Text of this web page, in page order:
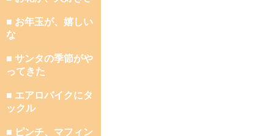
■ お年玉が、嬉しい
な
■ サンタの季節がや
ってきた
■ エアロバイクにタ
ックル
■ ピンチ、マフィン